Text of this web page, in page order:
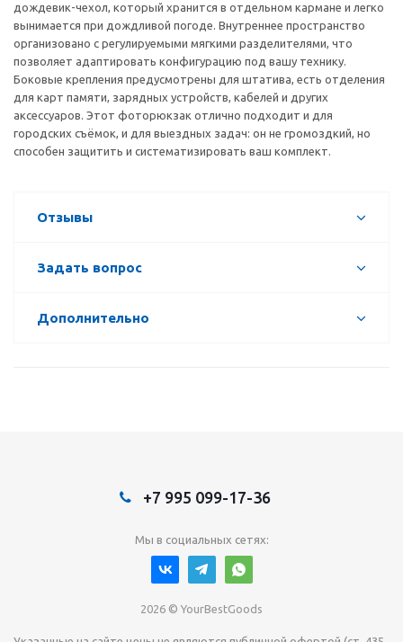
дождевик-чехол, который хранится в отдельном кармане и легко
вынимается при дождливой погоде. Внутреннее пространство
организовано с регулируемыми мягкими разделителями, что
позволяет адаптировать конфигурацию под вашу технику.
Боковые крепления предусмотрены для штатива, есть отделения
для карт памяти, зарядных устройств, кабелей и других
аксессуаров. Этот фоторюкзак отлично подходит и для
городских съёмок, и для выездных задач: он не громоздкий, но
способен защитить и систематизировать ваш комплект.
Отзывы
Задать вопрос
Дополнительно
+7 995 099-17-36
Мы в социальных сетях:
2026 © YourBestGoods